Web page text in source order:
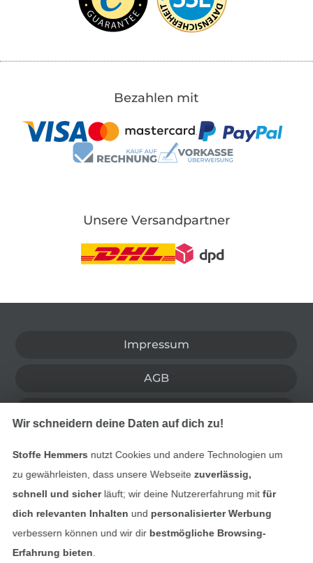
Bezahlen mit
Unsere Versandpartner
Impressum
AGB
Kontakt
Bestellung widerrufen
Wir schneidern deine Daten auf dich zu!
Stoffe Hemmers nutzt Cookies und andere Technologien um
zu gewährleisten, dass unsere Webseite zuverlässig,
schnell und sicherläuft; wir deine Nutzererfahrung mitfür
dich relevanten Inhalten und personalisierter Werbung
verbessern können und wir dir bestmögliche Browsing-
Erfahrung bieten